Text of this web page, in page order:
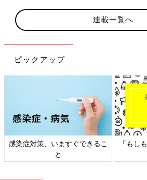
連載一覧へ
ピックアップ
きるこ
「もしものときの」赤ちゃん・